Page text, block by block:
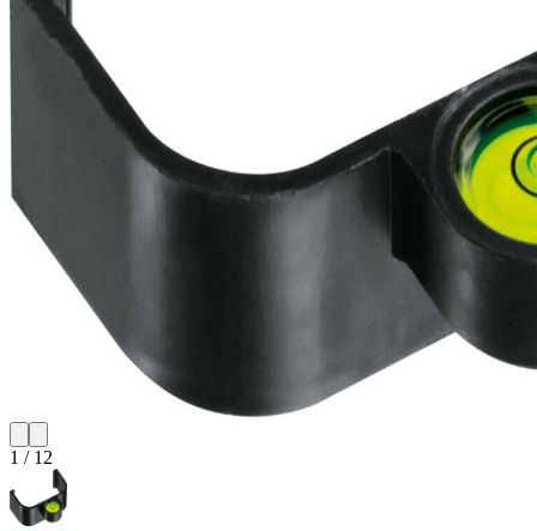
1 / 12